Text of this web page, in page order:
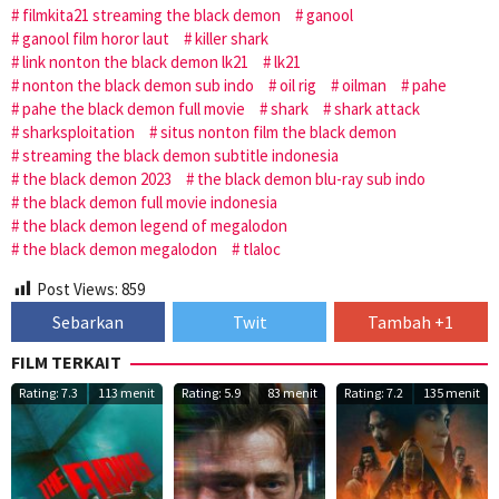
filmkita21 streaming the black demon
ganool
ganool film horor laut
killer shark
link nonton the black demon lk21
lk21
nonton the black demon sub indo
oil rig oilman
pahe
pahe the black demon full movie
shark
shark attack
sharksploitation
situs nonton film the black demon
streaming the black demon subtitle indonesia
the black demon 2023
the black demon blu-ray sub indo
the black demon full movie indonesia
the black demon legend of megalodon
the black demon megalodon
tlaloc
Post Views: 859
Sebarkan Twit
Tambah +1
FILM TERKAIT
Rating: 7.3 113 menit Rating: 5.9 83 menit Rating: 7.2 135 menit